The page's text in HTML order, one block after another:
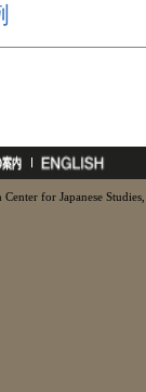
for Japanese